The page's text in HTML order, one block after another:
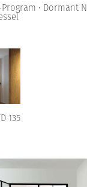
Program • Dormant
135